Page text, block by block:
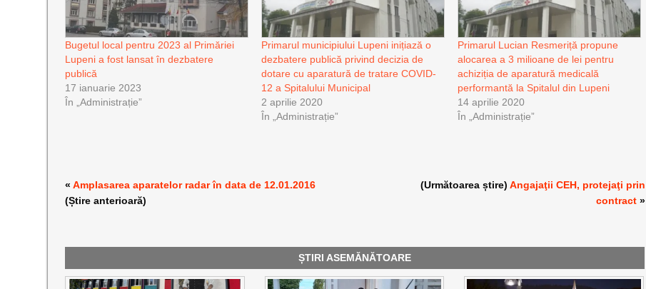
Bugetul local pentru 2023 al Primăriei
Lupeni a fost lansat în dezbatere
publică
17 ianuarie 2023
În „Administrație”
Primarul municipiului Lupeni inițiază o
dezbatere publică privind decizia de
dotare cu aparatură de tratare COVID-
12 a Spitalului Municipal
2 aprilie 2020
În „Administrație”
Primarul Lucian Resmeriță propune
alocarea a 3 milioane de lei pentru
achiziția de aparatură medicală
performantă la Spitalul din Lupeni
14 aprilie 2020
În „Administrație”
«Amplasarea aparatelor radar în data de 12.01.2016
(Știre anterioară)
(Următoarea știre)Angajaţii CEH, protejaţi prin
contract »
ȘTIRI ASEMĂNĂTOARE